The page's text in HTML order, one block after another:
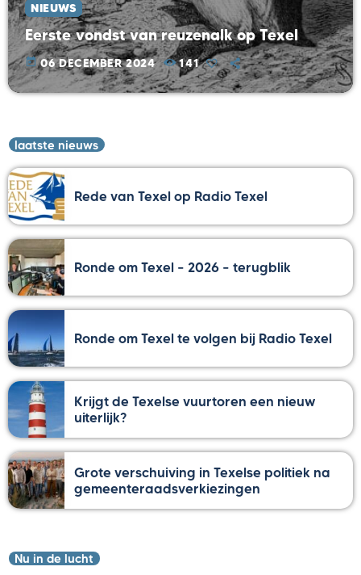
NIEUWS
Eerste vondst van reuzenalk op Texel
today 06 DECEMBER 2024 141
laatste nieuws
Rede van Texel op Radio Texel
Ronde om Texel – 2026 – terugblik
Ronde om Texel te volgen bij Radio Texel
Krijgt de Texelse vuurtoren een nieuw
uiterlijk?
Grote verschuiving in Texelse politiek na
gemeenteraadsverkiezingen
Nu in de lucht